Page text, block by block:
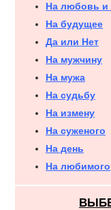
На любовь и
На будущее
Да или Нет
На мужчину
На мужа
На судьбу
На измену
На суженого
На день
На любимого